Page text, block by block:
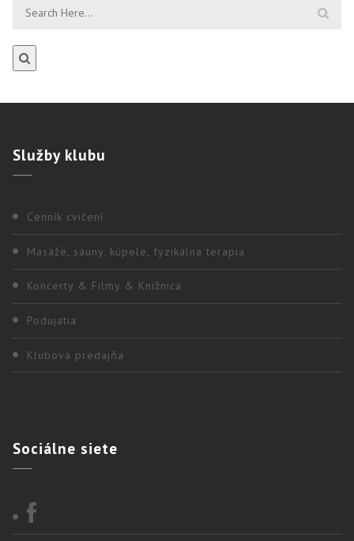
Službyklubu
Cenník cvičení
Masáže, sauny, kúpele, fyzikálna terapia
Koncerty & Filmy & Knižnica
Podujatia
Klubová predajňa
Sociálne siete